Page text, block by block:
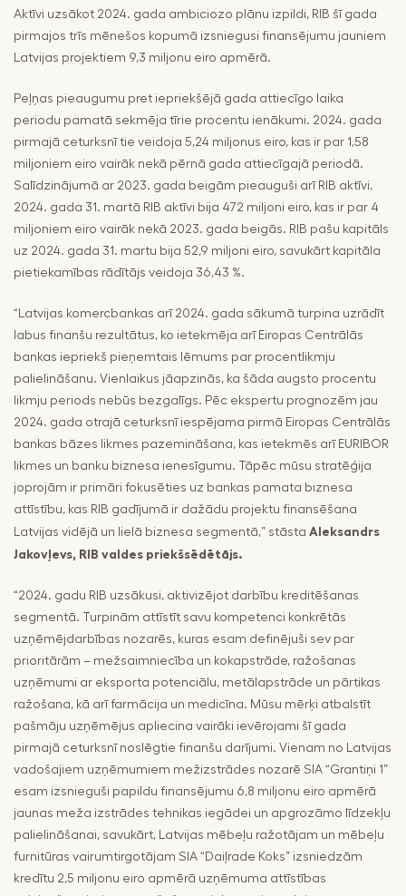
Aktīvi uzsākot 2024. gada ambiciozo plānu izpildi, RIB šī gada
pirmajos trīs mēnešos kopumā izsniegusi finansējumu jauniem
Latvijas projektiem 9,3 miljonu eiro apmērā.
Peļņas pieaugumu pret iepriekšējā gada attiecīgo laika
periodu pamatā sekmēja tīrie procentu ienākumi. 2024. gada
pirmajā ceturksnī tie veidoja 5,24 miljonus eiro, kas ir par 1,58
miljoniem eiro vairāk nekā pērnā gada attiecīgajā periodā.
Salīdzinājumā ar 2023. gada beigām pieauguši arī RIB aktīvi.
2024. gada 31. martā RIB aktīvi bija 472 miljoni eiro, kas ir par 4
miljoniem eiro vairāk nekā 2023. gada beigās. RIB pašu kapitāls
uz 2024. gada 31. martu bija 52,9 miljoni eiro, savukārt kapitāla
pietiekamības rādītājs veidoja 36,43 %.
“Latvijas komercbankas arī 2024. gada sākumā turpina uzrādīt
labus finanšu rezultātus, ko ietekmēja arī Eiropas Centrālās
bankas iepriekš pieņemtais lēmums par procentlikmju
palielināšanu. Vienlaikus jāapzinās, ka šāda augsto procentu
likmju periods nebūs bezgalīgs. Pēc ekspertu prognozēm jau
2024. gada otrajā ceturksnī iespējama pirmā Eiropas Centrālās
bankas bāzes likmes pazemināšana, kas ietekmēs arī EURIBOR
likmes un banku biznesa ienesīgumu. Tāpēc mūsu stratēģija
joprojām ir primāri fokusēties uz bankas pamata biznesa
attīstību, kas RIB gadījumā ir dažādu projektu finansēšana
Latvijas vidējā un lielā biznesa segmentā,” stāsta Aleksandrs
Jakovļevs, RIB valdes priekšsēdētājs.
“2024. gadu RIB uzsākusi, aktivizējot darbību kreditēšanas
segmentā. Turpinām attīstīt savu kompetenci konkrētās
uzņēmējdarbības nozarēs, kuras esam definējuši sev par
prioritārām – mežsaimniecība un kokapstrāde, ražošanas
uzņēmumi ar eksporta potenciālu, metālapstrāde un pārtikas
ražošana, kā arī farmācija un medicīna. Mūsu mērķi atbalstīt
pašmāju uzņēmējus apliecina vairāki ievērojami šī gada
pirmajā ceturksnī noslēgtie finanšu darījumi. Vienam no Latvijas
vadošajiem uzņēmumiem mežizstrādes nozarē SIA “Grantiņi 1”
esam izsnieguši papildu finansējumu 6,8 miljonu eiro apmērā
jaunas meža izstrādes tehnikas iegādei un apgrozāmo līdzekļu
palielināšanai, savukārt, Latvijas mēbeļu ražotājam un mēbeļu
furnitūras vairumtirgotājam SIA “Daiļrade Koks” izsniedzām
kredītu 2,5 miljonu eiro apmērā uzņēmuma attīstības